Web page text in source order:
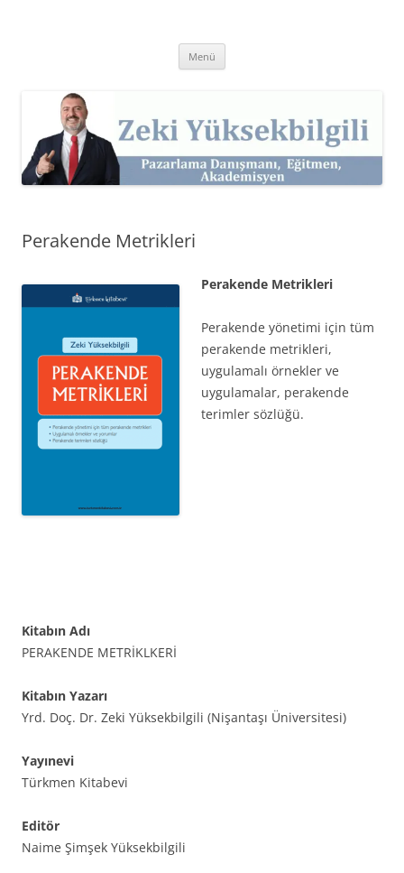
Kişisel Web Sitesi.
Menü
Perakende Metrikleri
Perakende Metrikleri
Perakende yönetimi için tüm
perakende metrikleri,
uygulamalı örnekler ve
uygulamalar, perakende
terimler sözlüğü.
Kitabın Adı
PERAKENDE METRİKLKERİ
Kitabın Yazarı
Yrd. Doç. Dr. Zeki Yüksekbilgili (Nişantaşı Üniversitesi)
Yayınevi
Türkmen Kitabevi
Editör
Naime Şimşek Yüksekbilgili